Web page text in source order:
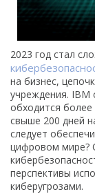
2023 год стал
на бизнес,
учреждения. IBM
обходится
свыше 200 дней
следует
цифровом мире?
перспективы
киберугрозами.